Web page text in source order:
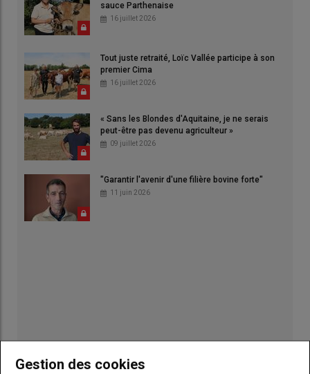
sauce Parthenaise
16 juillet 2026
Tout juste retraité, Loïc Vallée participe à son
premier Cima
16 juillet 2026
« Sans les Blondes d'Aquitaine, je ne serais
peut-être pas devenu agriculteur »
09 juillet 2026
"Garantir l'avenir d'une filière bovine forte"
11 juin 2026
Gestion des cookies